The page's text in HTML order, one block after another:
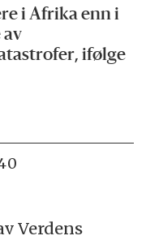
i Afrika enn i
av
ifølge
Verdens